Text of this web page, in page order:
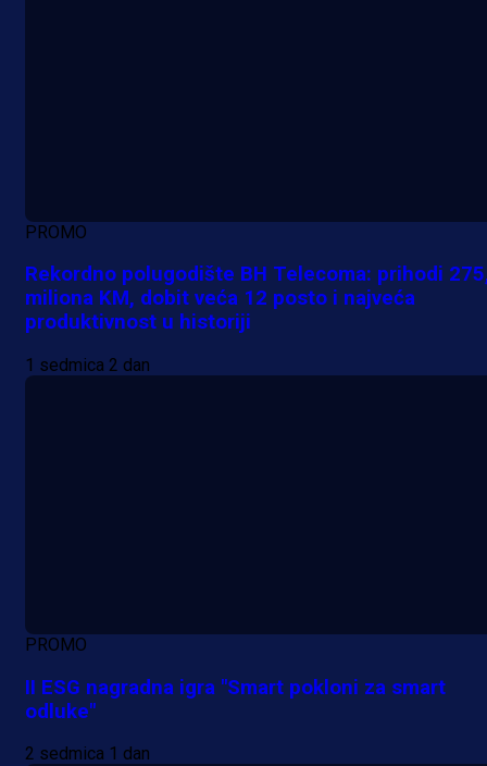
PROMO
Rekordno polugodište BH Telecoma: prihodi
miliona KM, dobit veća 12 posto i najveća
produktivnost u historiji
1 sedmica 2 dan
PROMO
II ESG nagradna igra "Smart pokloni za smart
odluke"
2 sedmica 1 dan